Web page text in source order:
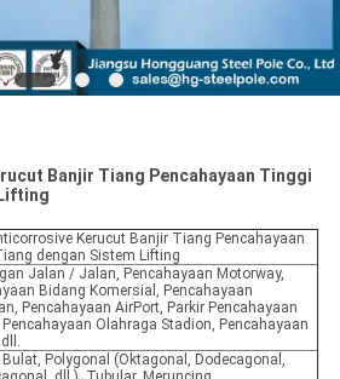
Banjir Tiang Pencahayaan Tinggi
Kerucut Banjir Tiang Pencahayaan
dengan Sistem Lifting
Jalan / Jalan, Pencahayaan Motorway,
Bidang Komersial, Pencahayaan
Pencahayaan AirPort, Parkir Pencahayaan
Pencahayaan Olahraga Stadion, Pencahayaan
Bulat, Polygonal (Oktagonal, Dodecagonal,